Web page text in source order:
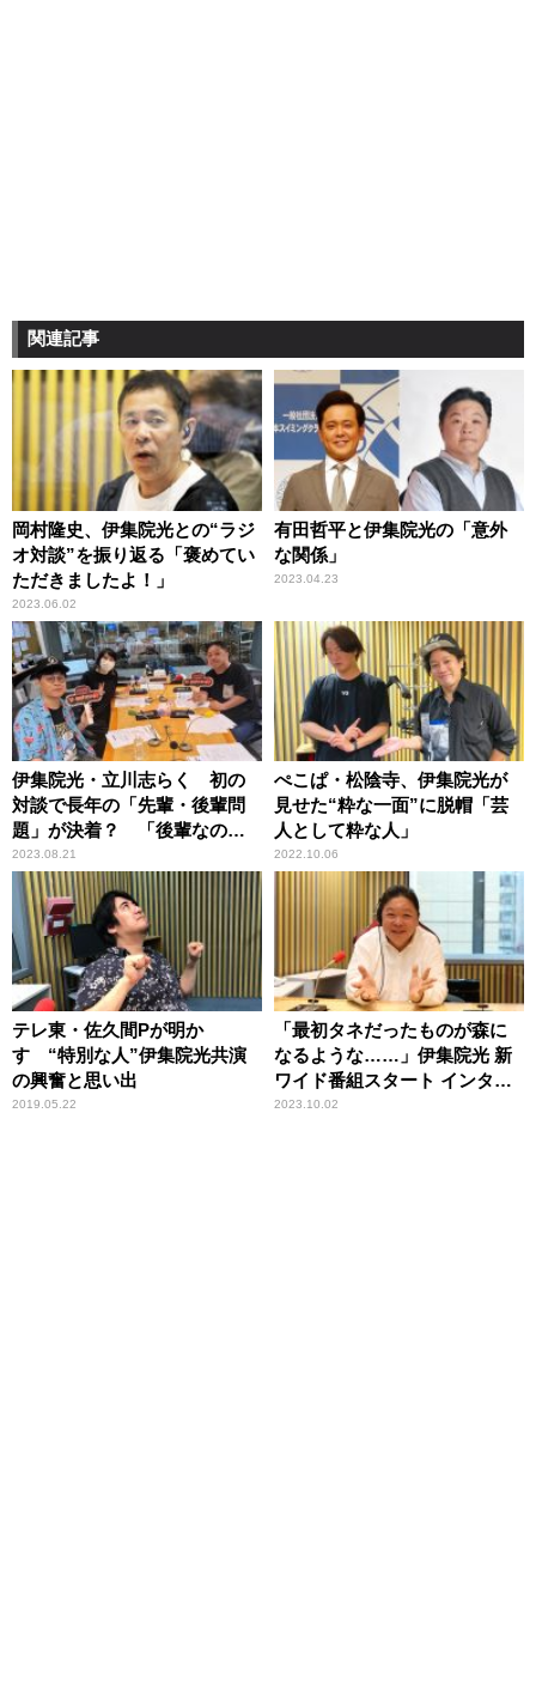
関連記事
岡村隆史、伊集院光との“ラジ
オ対談”を振り返る「褒めてい
ただきましたよ！」
2023.06.02
有田哲平と伊集院光の「意外
な関係」
2023.04.23
伊集院光・立川志らく 初の
対談で長年の「先輩・後輩問
題」が決着？ 「後輩なのに
『志らく兄さんどうも！』っ
て言われたから……」
2023.08.21
ぺこぱ・松陰寺、伊集院光が
見せた“粋な一面”に脱帽「芸
人として粋な人」
2022.10.06
テレ東・佐久間Pが明か
す “特別な人”伊集院光共演
の興奮と思い出
2019.05.22
「最初タネだったものが森に
なるような……」伊集院光 新
ワイド番組スタート インタビ
ュー ～ニッポン放送「伊集
2023.10.02